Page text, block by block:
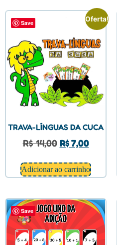
Save Oferta!
TRAVA-LÍNGUAS DA CUCA
R$14,00 R$7,00
Adicionar ao carrinho
Save